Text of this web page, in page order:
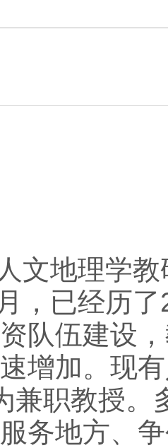
文地理学
，已经历
队伍建设
增加。现
兼职教授。
务地方、